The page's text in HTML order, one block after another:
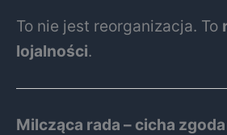
To nie jest reorganizacja. To
lojalności.
Milcząca rada – cicha zgoda